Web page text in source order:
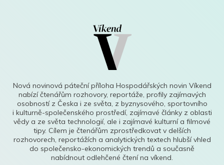
Nová novinová páteční příloha Hospodářských novin Víkend
nabízí čtenářům rozhovory, reportáže, profily zajímavých
osobností z Česka i ze světa, z byznysového, sportovního
i kulturně-společenského prostředí, zajímavé články z oblasti
vědy a ze světa technologií, ale i zajímavé kulturní a filmové
tipy. Cílem je čtenářům zprostředkovat v delších
rozhovorech, reportážích a analytických textech hlubší vhled
do společensko-ekonomických trendů a současně
nabídnout odlehčené čtení na víkend.